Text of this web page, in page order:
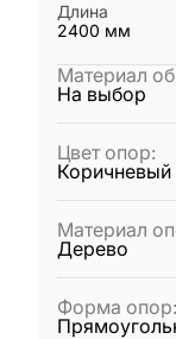
Длина
2400 мм
Материал
На выбор
Цвет опор:
Коричневый
Материал
Дерево
Форма опор: